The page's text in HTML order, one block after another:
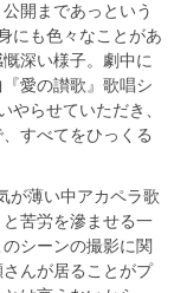
開まであっという
にも色々なことがあ
深い様子。劇中に
愛の讃歌』歌唱シ
やらせていただき、
すべてをひっくる
が薄い中アカペラ歌
苦労を滲ませる一
シーンの撮影に関
んが居ることがプ